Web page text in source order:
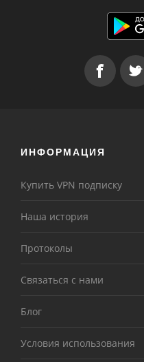
ИНФОРМАЦИЯ
Купить VPN подписку
Наша история
Протоколы
Связаться с нами
Блог
Условия использования